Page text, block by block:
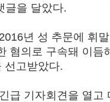
글을 달았다.
년 성 추문에 휘
혐의로 구속돼 이듬
선고받았다.
급 기자회견을 열고